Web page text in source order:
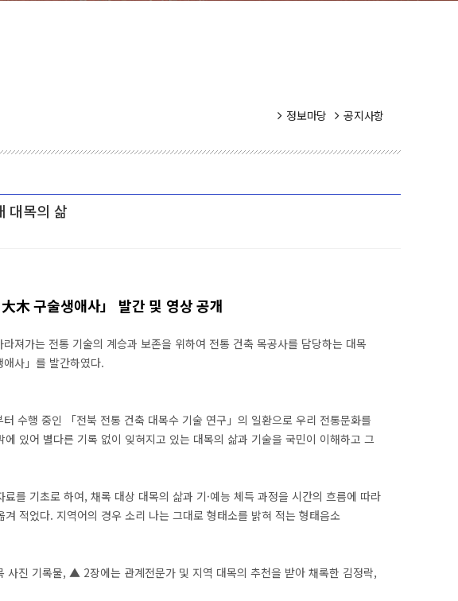
정보마당 공지사항
대목의 삶
木 구술생애사」 발간 및 영상 공개
져가는 전통 기술의 계승과 보존을 위하여 전통 건축 목공사를 담당하는 대목
사」를 발간하였다.
수행 중인 「전북 전통 건축 대목수 기술 연구」의 일환으로 우리 전통문화를
있어 별다른 기록 없이 잊혀지고 있는 대목의 삶과 기술을 국민이 이해하고 그
를 기초로 하여, 채록 대상 대목의 삶과 기·예능 체득 과정을 시간의 흐름에 따라
적었다. 지역어의 경우 소리 나는 그대로 형태소를 밝혀 적는 형태음소
진 기록물, ▲ 2장에는 관계전문가 및 지역 대목의 추천을 받아 채록한 김정락,